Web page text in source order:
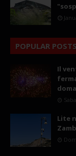
POPULAR POSTS
Il
Lite